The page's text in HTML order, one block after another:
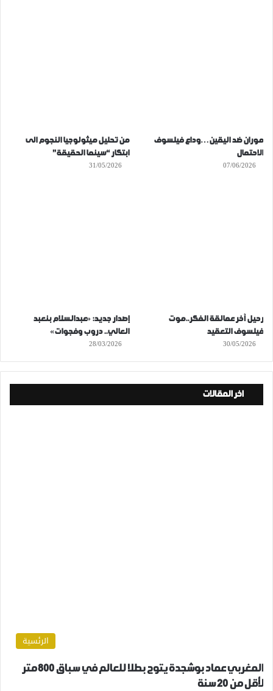
موران ضد اليقين…وداع فيلسوف
الاحتمال
07/06/2026
من تحليل ميثولوجيا النجوم الى
ابتكار “سينما الحقيقة”
31/05/2026
رحيل آخر عمالقة الفكر..موت
فيلسوف التعقيد
30/05/2026
إصدار جديد: «عبدالسلام بنعبد
العالي.. دروب وفجوات»
28/03/2026
اخر المقالات
الرئسية
المغربي عماد بوشجدة يتوج بطلا للعالم في سباق 800 متر
لأقل من 20 سنة